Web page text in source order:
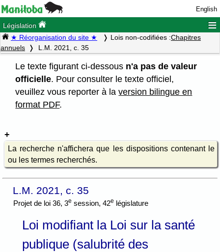
English
Législation ≡
★ Réorganisation du site ★ Lois non-codifiées :Chapitres
annuels
L.M. 2021, c. 35
Le texte figurant ci-dessous n'a pas de valeur
officielle. Pour consulter le texte officiel,
veuillez vous reporter à laversion bilingue en
format PDF.
La recherche n'affichera que les dispositions contenant le
ou les termes recherchés.
L.M. 2021, c. 35
Projet de loi 36, 3e session, 42e législature
Loi modifiant la Loi sur la santé
publique (salubrité des